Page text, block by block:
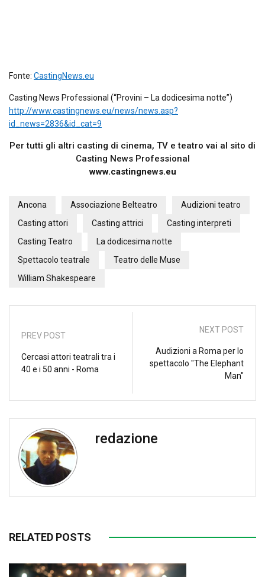
Fonte: CastingNews.eu
Casting News Professional (“Provini – La dodicesima notte”)
http://www.castingnews.eu/news/news.asp?
id_news=2836&id_cat=9
Per tutti gli altri casting di cinema, TV e teatro vai al sito di
Casting News Professional
www.castingnews.eu
Ancona Associazione Belteatro
Audizioni teatro
Casting attori
Casting attrici
Casting interpreti
Casting Teatro
La dodicesima notte
Spettacolo teatrale
Teatro delle Muse
William Shakespeare
PREV POST
Cercasi attori teatrali tra i
40 e i 50 anni - Roma
NEXT POST
Audizioni a Roma per lo
spettacolo "The Elephant
Man"
redazione
RELATED POSTS